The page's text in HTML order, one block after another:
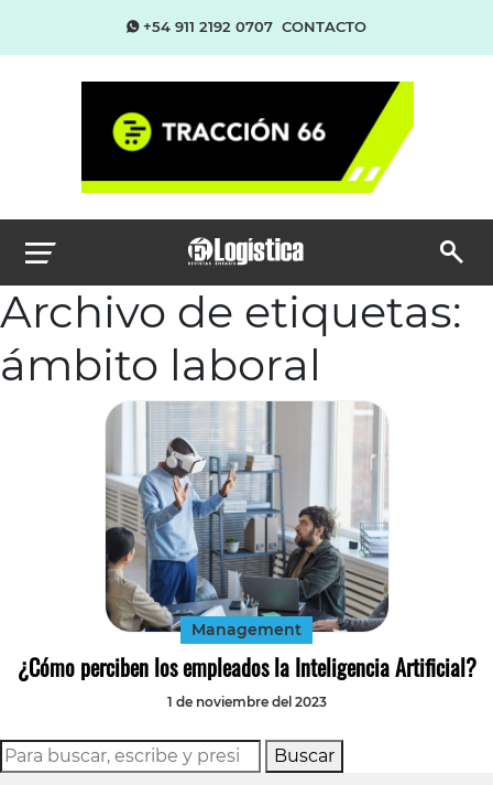
+54 911 2192 0707 CONTACTO
Archivo de etiquetas:
ámbito laboral
Management
¿Cómo perciben los empleados la Inteligencia Artificial?
1 de noviembre del 2023
Buscar